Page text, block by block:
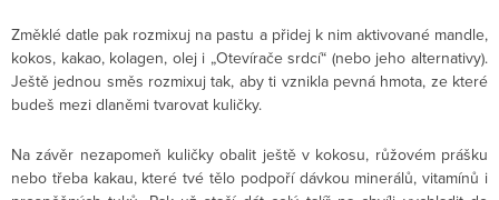
Změklé datle pak rozmixuj na pastu a přidej k nim aktivované mandle,
kokos, kakao, kolagen, olej i „Otevírače srdcí“ (nebo jeho alternativy).
Ještě jednou směs rozmixuj tak, aby ti vznikla pevná hmota, ze které
budeš mezi dlaněmi tvarovat kuličky.
Na závěr nezapomeň kuličky obalit ještě v kokosu, růžovém prášku
nebo třeba kakau, které tvé tělo podpoří dávkou minerálů, vitamínů i